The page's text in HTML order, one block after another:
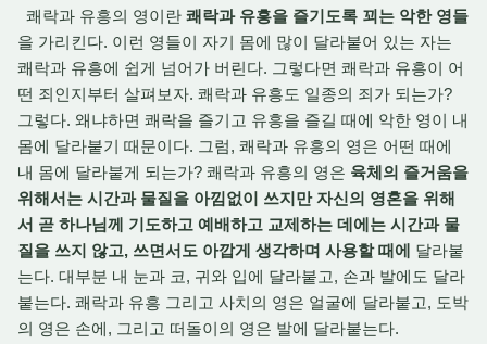
쾌락과 유흥의 영이란 쾌락과 유흥을 즐기도록 꾀는 악한 영들
을 가리킨다. 이런 영들이 자기 몸에 많이 달라붙어 있는 자는
쾌락과 유흥에 쉽게 넘어가 버린다. 그렇다면 쾌락과 유흥이 어
떤 죄인지부터 살펴보자. 쾌락과 유흥도 일종의 죄가 되는가?
그렇다. 왜냐하면 쾌락을 즐기고 유흥을 즐길 때에 악한 영이 내
몸에 달라붙기 때문이다. 그럼, 쾌락과 유흥의 영은 어떤 때에
내 몸에 달라붙게 되는가? 쾌락과 유흥의 영은 육체의 즐거움을
위해서는 시간과 물질을 아낌없이 쓰지만 자신의 영혼을 위해
서 곧 하나님께 기도하고 예배하고 교제하는 데에는 시간과 물
질을 쓰지 않고, 쓰면서도 아깝게 생각하며 사용할 때에 달라붙
는다. 대부분 내 눈과 코, 귀와 입에 달라붙고, 손과 발에도 달라
붙는다. 쾌락과 유흥 그리고 사치의 영은 얼굴에 달라붙고, 도박
의 영은 손에, 그리고 떠돌이의 영은 발에 달라붙는다.